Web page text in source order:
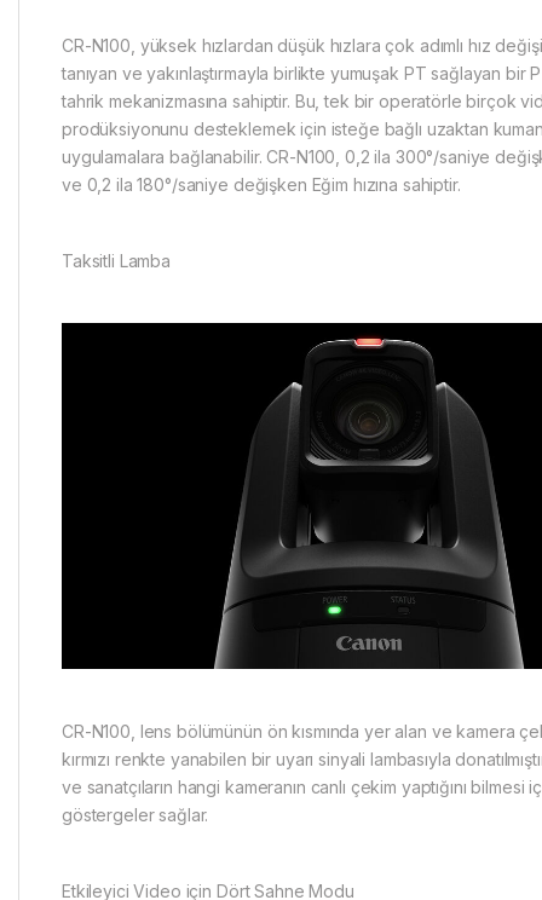
CR-N100, yüksek hızlardan düşük hızlara çok adımlı hız
tanıyan ve yakınlaştırmayla birlikte yumuşak PT sağlayan bir
tahrik mekanizmasına sahiptir. Bu, tek bir operatörle birçok
prodüksiyonunu desteklemek için isteğe bağlı uzaktan
uygulamalara bağlanabilir. CR-N100, 0,2 ila 300°/saniye
ve 0,2 ila 180°/saniye değişken Eğim hızına sahiptir.
Taksitli Lamba
CR-N100, lens bölümünün ön kısmında yer alan ve kamera
kırmızı renkte yanabilen bir uyarı sinyali lambasıyla
ve sanatçıların hangi kameranın canlı çekim yaptığını bilmesi
göstergeler sağlar.
Etkileyici Video için Dört Sahne Modu